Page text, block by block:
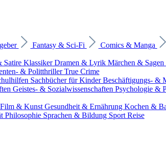
Fantasy & Sci-Fi Comics & Manga
Satire KlassikerDramen & Lyrik Märchen & Sagen
& PolitthrillerTrue Crime
Sachbücher für KinderBeschäftigungs- &
Geistes- & Sozialwissenschaften Psychologie &
& Kunst Gesundheit & Ernährung Kochen &
Philosophie Sprachen & Bildung Sport Reise